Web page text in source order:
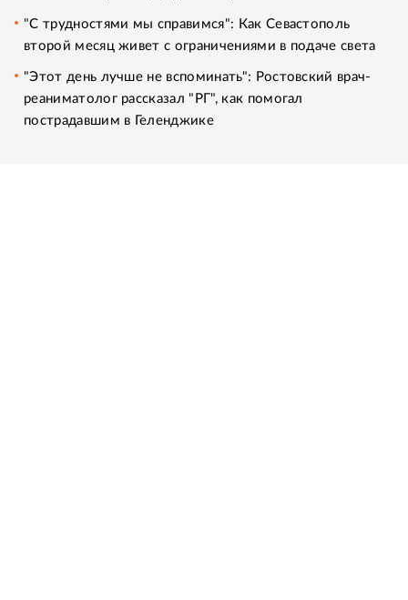
"С трудностями мы справимся": Как Севастополь
второй месяц живет с ограничениями в подаче света
"Этот день лучше не вспоминать": Ростовский врач-
реаниматолог рассказал "РГ", как помогал
пострадавшим в Геленджике